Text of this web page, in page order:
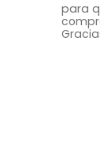
para